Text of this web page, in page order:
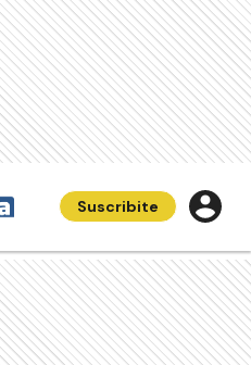
Suscribite